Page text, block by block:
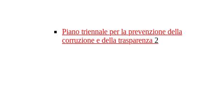
Piano triennale per la prevenzione della
corruzione e della trasparenza 2